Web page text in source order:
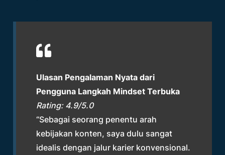
Ulasan Pengalaman Nyata dari
Pengguna Langkah Mindset Terbuka
Rating: 4.9/5.0
“Sebagai seorang penentu arah
kebijakan konten, saya dulu sangat
idealis dengan jalur karier konvensional.